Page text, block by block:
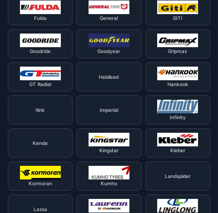
Fulda General GITI
Goodride Goodyear Gripmax
GT Radial
Habilead
Hankook
Ilink
Imperial
Infinity
Kenda
Kingstar
Kleber
Kormoran Kumho
Landspider
Lassa